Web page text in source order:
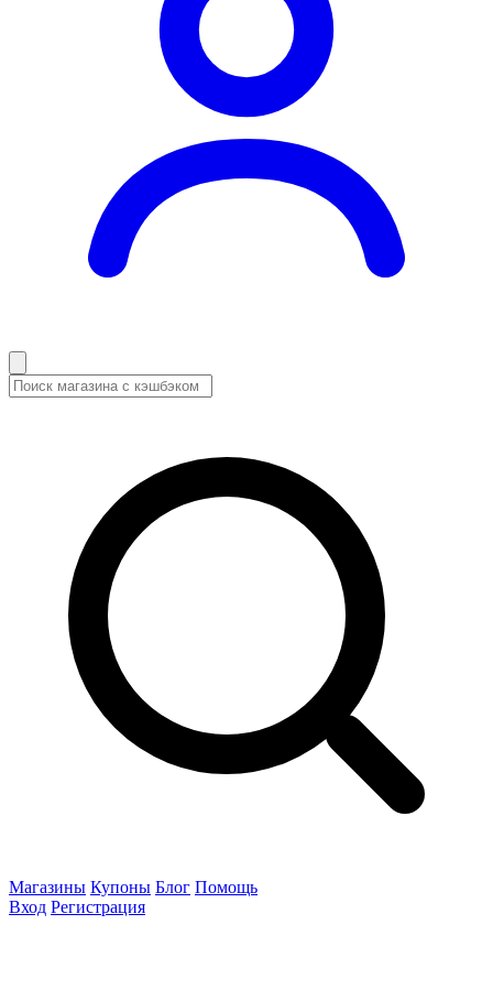
Магазины Купоны Блог Помощь
Вход Регистрация